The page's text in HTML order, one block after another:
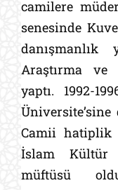
camilere
senesinde
danışmanlık
Araştırma ve
yaptı. 1992-
Camii hatiplik
İslam Kültür
müftüsü